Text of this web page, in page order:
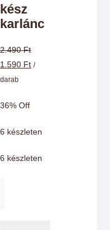
kész
karlánc
2.490Ft
Original
price
2.490 Ft.
1.590 FtCurrent
/
darab
36% Off
6 készleten
6 készleten